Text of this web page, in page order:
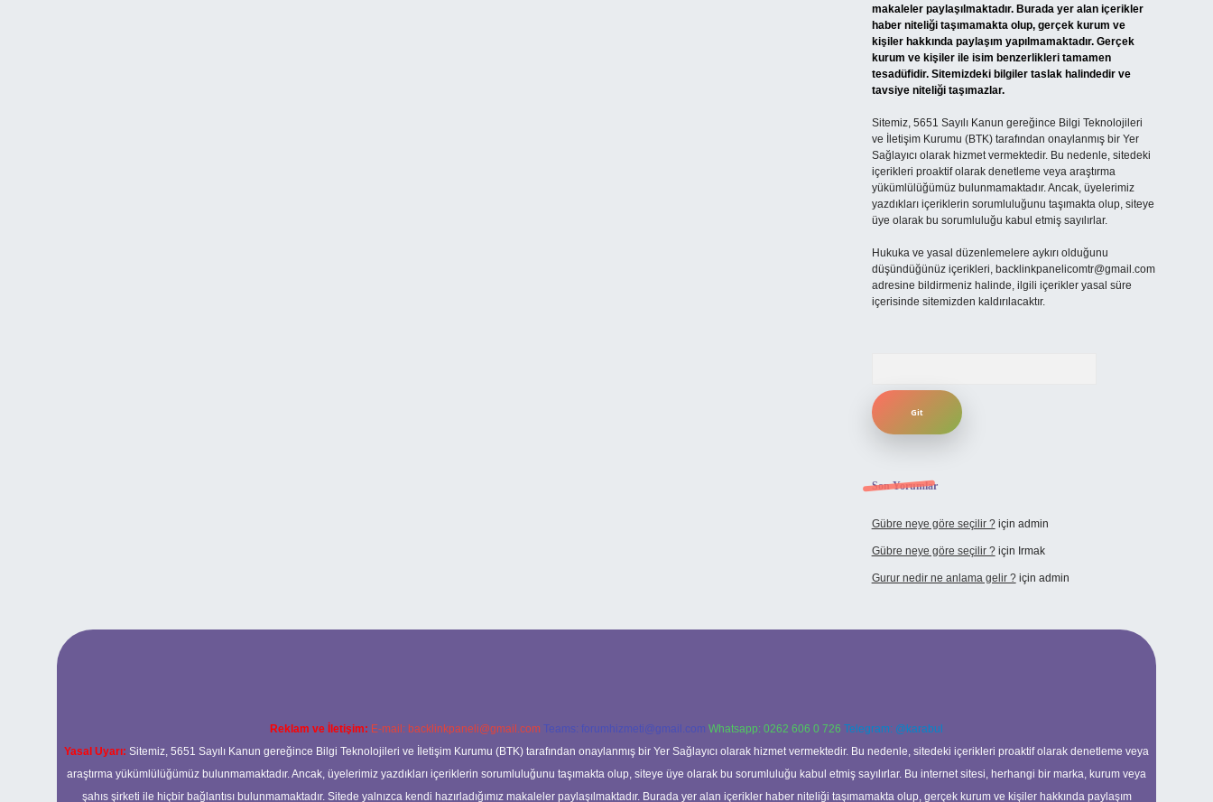
makaleler paylaşılmaktadır. Burada yer alan içerikler
haber niteliği taşımamakta olup, gerçek kurum ve
kişiler hakkında paylaşım yapılmamaktadır. Gerçek
kurum ve kişiler ile isim benzerlikleri tamamen
tesadüfidir. Sitemizdeki bilgiler taslak halindedir ve
tavsiye niteliği taşımazlar.
Sitemiz, 5651 Sayılı Kanun gereğince Bilgi Teknolojileri
ve İletişim Kurumu (BTK) tarafından onaylanmış bir Yer
Sağlayıcı olarak hizmet vermektedir. Bu nedenle, sitedeki
içerikleri proaktif olarak denetleme veya araştırma
yükümlülüğümüz bulunmamaktadır. Ancak, üyelerimiz
yazdıkları içeriklerin sorumluluğunu taşımakta olup, siteye
üye olarak bu sorumluluğu kabul etmiş sayılırlar.
Hukuka ve yasal düzenlemelere aykırı olduğunu
düşündüğünüz içerikleri, backlinkpanelicomtr@gmail.com
adresine bildirmeniz halinde, ilgili içerikler yasal süre
içerisinde sitemizden kaldırılacaktır.
Son Yorumlar
Gübre neye göre seçilir ?için admin
Gübre neye göre seçilir ?için Irmak
Gurur nedir ne anlama gelir ?için admin
Reklam ve İletişim: E-mail: backlinkpaneli@gmail.com Teams: forumhizmeti@gmail.com Whatsapp: 0262 606 0 726 Telegram: @karabul
Yasal Uyarı: Sitemiz, 5651 Sayılı Kanun gereğince Bilgi Teknolojileri ve İletişim Kurumu (BTK) tarafından onaylanmış bir Yer Sağlayıcı olarak hizmet vermektedir. Bu nedenle, sitedeki içerikleri proaktif olarak denetleme veya
araştırma yükümlülüğümüz bulunmamaktadır. Ancak, üyelerimiz yazdıkları içeriklerin sorumluluğunu taşımakta olup, siteye üye olarak bu sorumluluğu kabul etmiş sayılırlar. Bu internet sitesi, herhangi bir marka, kurum veya
şahıs şirketi ile hiçbir bağlantısı bulunmamaktadır. Sitede yalnızca kendi hazırladığımız makaleler paylaşılmaktadır. Burada yer alan içerikler haber niteliği taşımamakta olup, gerçek kurum ve kişiler hakkında paylaşım